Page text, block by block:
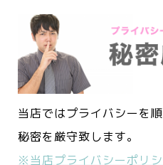
当店ではプライバシーを
秘密を厳守致します。
※当店プライバシーポリ